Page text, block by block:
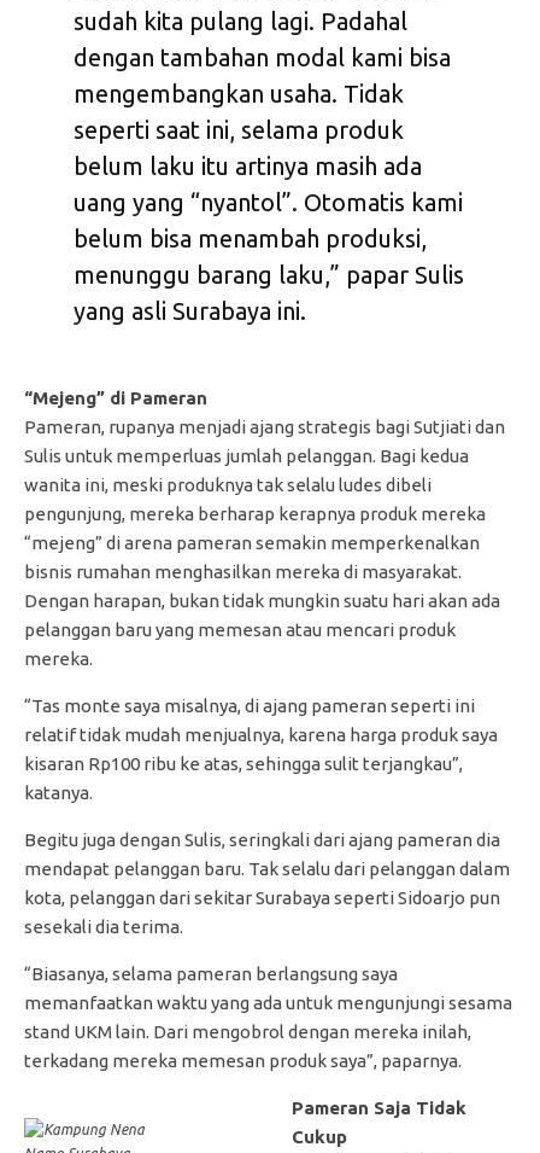
sudah kita pulang lagi. Padahal
dengan tambahan modal kami bisa
mengembangkan usaha. Tidak
seperti saat ini, selama produk
belum laku itu artinya masih ada
uang yang “nyantol”. Otomatis kami
belum bisa menambah produksi,
menunggu barang laku,” papar Sulis
yang asli Surabaya ini.
“Mejeng” di Pameran
Pameran, rupanya menjadi ajang strategis bagi Sutjiati dan
Sulis untuk memperluas jumlah pelanggan. Bagi kedua
wanita ini, meski produknya tak selalu ludes dibeli
pengunjung, mereka berharap kerapnya produk mereka
“mejeng” di arena pameran semakin memperkenalkan
bisnis rumahan menghasilkan mereka di masyarakat.
Dengan harapan, bukan tidak mungkin suatu hari akan ada
pelanggan baru yang memesan atau mencari produk
mereka.
“Tas monte saya misalnya, di ajang pameran seperti ini
relatif tidak mudah menjualnya, karena harga produk saya
kisaran Rp100 ribu ke atas, sehingga sulit terjangkau”,
katanya.
Begitu juga dengan Sulis, seringkali dari ajang pameran dia
mendapat pelanggan baru. Tak selalu dari pelanggan dalam
kota, pelanggan dari sekitar Surabaya seperti Sidoarjo pun
sesekali dia terima.
“Biasanya, selama pameran berlangsung saya
memanfaatkan waktu yang ada untuk mengunjungi sesama
stand UKM lain. Dari mengobrol dengan mereka inilah,
terkadang mereka memesan produk saya”, paparnya.
Pameran Saja Tidak
Cukup